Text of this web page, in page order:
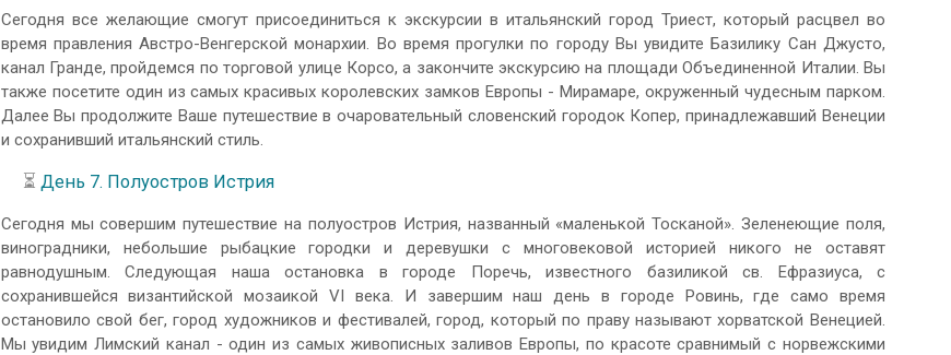
Сегодня все желающие смогут присоединиться к экскурсии в итальянский город Триест, который расцвел во
время правления Австро-Венгерской монархии. Во время прогулки по городу Вы увидите Базилику Сан Джусто,
канал Гранде, пройдемся по торговой улице Корсо, а закончите экскурсию на площади Объединенной Италии. Вы
также посетите один из самых красивых королевских замков Европы - Мирамаре, окруженный чудесным парком.
Далее Вы продолжите Ваше путешествие в очаровательный словенский городок Копер, принадлежавший Венеции
и сохранивший итальянский стиль.
⏳ День 7. Полуостров Истрия
Сегодня мы совершим путешествие на полуостров Истрия, названный «маленькой Тосканой». Зеленеющие поля,
виноградники, небольшие рыбацкие городки и деревушки с многовековой историей никого не оставят
равнодушным. Следующая наша остановка в городе Поречь, известного базиликой св. Ефразиуса, с
сохранившейся византийской мозаикой VI века. И завершим наш день в городе Ровинь, где само время
остановило свой бег, город художников и фестивалей, город, который по праву называют хорватской Венецией.
Мы увидим Лимский канал - один из самых живописных заливов Европы, по красоте сравнимый с норвежскими